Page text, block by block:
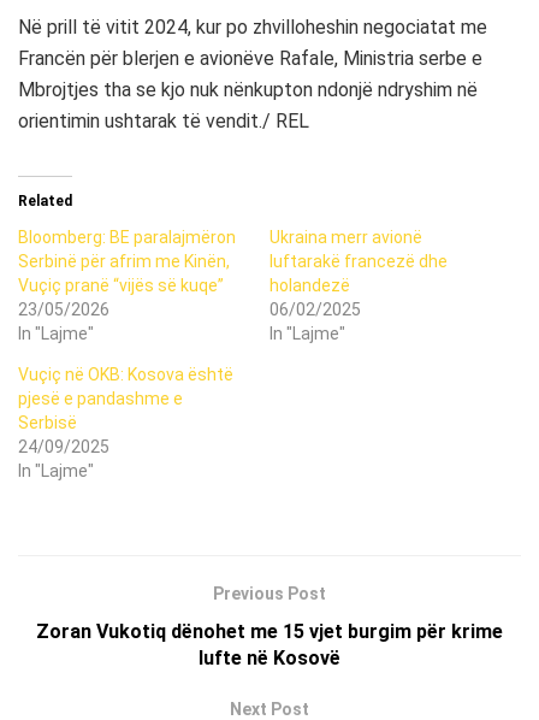
Në prill të vitit 2024, kur po zhvilloheshin negociatat me
Francën për blerjen e avionëve Rafale, Ministria serbe e
Mbrojtjes tha se kjo nuk nënkupton ndonjë ndryshim në
orientimin ushtarak të vendit./ REL
Related
Bloomberg: BE paralajmëron
Serbinë për afrim me Kinën,
Vuçiç pranë “vijës së kuqe”
23/05/2026
In "Lajme"
Ukraina merr avionë
luftarakë francezë dhe
holandezë
06/02/2025
In "Lajme"
Vuçiç në OKB: Kosova është
pjesë e pandashme e
Serbisë
24/09/2025
In "Lajme"
Previous Post
Zoran Vukotiq dënohet me 15 vjet burgim për krime
lufte në Kosovë
Next Post